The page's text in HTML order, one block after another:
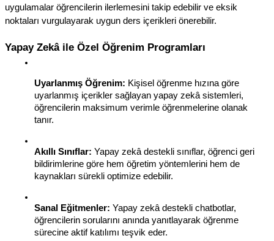
uygulamalar öğrencilerin ilerlemesini takip edebilir ve eksik
noktaları vurgulayarak uygun ders içerikleri önerebilir.
Yapay Zekâ ile Özel Öğrenim Programları
Uyarlanmış Öğrenim: Kişisel öğrenme hızına göre
uyarlanmış içerikler sağlayan yapay zekâ sistemleri,
öğrencilerin maksimum verimle öğrenmelerine olanak
tanır.
Akıllı Sınıflar: Yapay zekâ destekli sınıflar, öğrenci geri
bildirimlerine göre hem öğretim yöntemlerini hem de
kaynakları sürekli optimize edebilir.
Sanal Eğitmenler: Yapay zekâ destekli chatbotlar,
öğrencilerin sorularını anında yanıtlayarak öğrenme
sürecine aktif katılımı teşvik eder.